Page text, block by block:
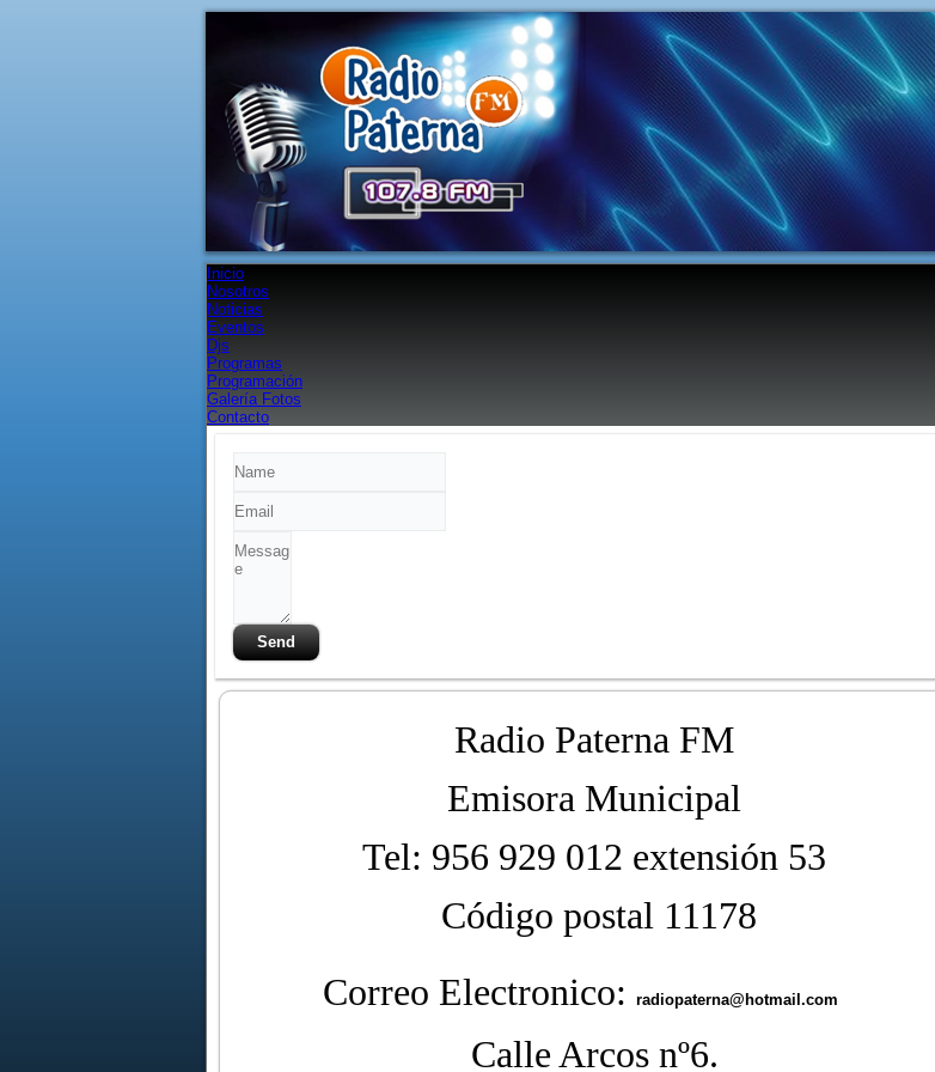
Inicio
Nosotros
Noticias
Eventos
Djs
Programas
Programación
Galería Fotos
Contacto
Radio Paterna FM
Emisora Municipal
Tel: 956 929 012 extensión 53
Código postal 11178
Correo Electronico:
radiopaterna@hotmail.com
Calle Arcos nº6.